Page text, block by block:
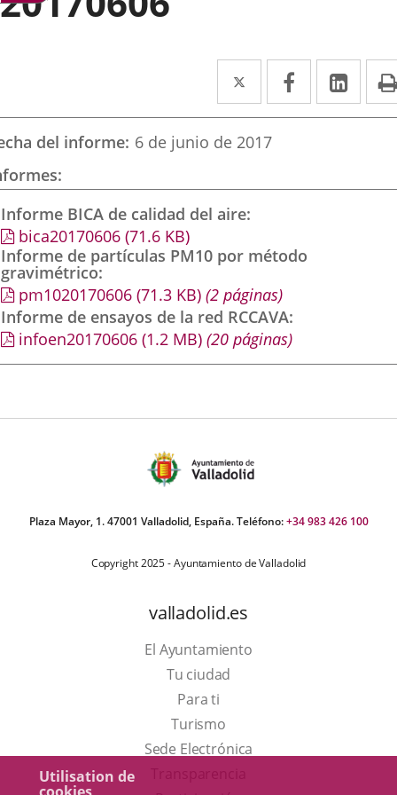
Utilisation de
Twitter
Enlace
a
una
externa.
Facebook
Enlace
a
externa.
a
del informe 6 de junio de 2017
Informe BICA de calidad del aire
bica20170606 (71.6 KB)
Informe de partículas PM10 por método
gravimétrico
pm1020170606 (71.3 KB) (2 páginas)
Informe de ensayos de la red RCCAVA
infoen20170606 (1.2 MB) (20 páginas)
Plaza Mayor, 1. 47001 Valladolid, España. Teléfono:+34 983 426 100
Copyright 2025 - Ayuntamiento de Valladolid
valladolid.es
El Ayuntamiento
Tu ciudad
Para ti
TurismoEste
enlace
Sede Electrónica